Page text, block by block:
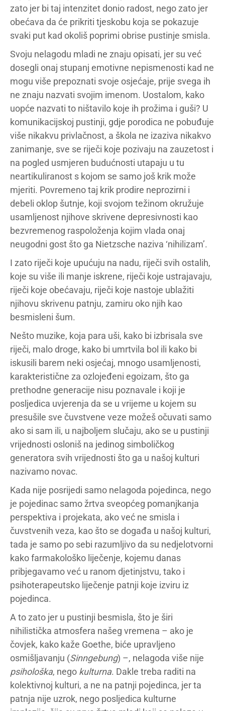
zato jer bi taj intenzitet donio radost, nego zato jer
obećava da će prikriti tjeskobu koja se pokazuje
svaki put kad okoliš poprimi obrise pustinje smisla.
Svoju nelagodu mladi ne znaju opisati, jer su već
dosegli onaj stupanj emotivne nepismenosti kad ne
mogu više prepoznati svoje osjećaje, prije svega ih
ne znaju nazvati svojim imenom. Uostalom, kako
uopće nazvati to ništavilo koje ih prožima i guši? U
komunikacijskoj pustinji, gdje porodica ne pobuđuje
više nikakvu privlačnost, a škola ne izaziva nikakvo
zanimanje, sve se riječi koje pozivaju na zauzetost i
na pogled usmjeren budućnosti utapaju u tu
neartikuliranost s kojom se samo još krik može
mjeriti. Povremeno taj krik prodire neprozirni i
debeli oklop šutnje, koji svojom težinom okružuje
usamljenost njihove skrivene depresivnosti kao
bezvremenog raspoloženja kojim vlada onaj
neugodni gost što ga Nietzsche naziva ‘nihilizam’.
I zato riječi koje upućuju na nadu, riječi svih ostalih,
koje su više ili manje iskrene, riječi koje ustrajavaju,
riječi koje obećavaju, riječi koje nastoje ublažiti
njihovu skrivenu patnju, zamiru oko njih kao
besmisleni šum.
Nešto muzike, koja para uši, kako bi izbrisala sve
riječi, malo droge, kako bi umrtvila bol ili kako bi
iskusili barem neki osjećaj, mnogo usamljenosti,
karakteristične za ozlojeđeni egoizam, što ga
prethodne generacije nisu poznavale i koji je
posljedica uvjerenja da se u vrijeme u kojem su
presušile sve čuvstvene veze možeš očuvati samo
ako si sam ili, u najboljem slučaju, ako se u pustinji
vrijednosti osloniš na jedinog simboličkog
generatora svih vrijednosti što ga u našoj kulturi
nazivamo novac.
Kada nije posrijedi samo nelagoda pojedinca, nego
je pojedinac samo žrtva sveopćeg pomanjkanja
perspektiva i projekata, ako već ne smisla i
čuvstvenih veza, kao što se događa u našoj kulturi,
tada je samo po sebi razumljivo da su nedjelotvorni
kako farmakološko liječenje, kojemu danas
pribjegavamo već u ranom djetinjstvu, tako i
psihoterapeutsko liječenje patnji koje izviru iz
pojedinca.
A to zato jer u pustinji besmisla, što je širi
nihilistička atmosfera našeg vremena – ako je
čovjek, kako kaže Goethe, biće upravljeno
osmišljavanju (Sinngebung) –, nelagoda više nije
psihološka, nego kulturna. Dakle treba raditi na
kolektivnoj kulturi, a ne na patnji pojedinca, jer ta
patnja nije uzrok, nego posljedica kulturne